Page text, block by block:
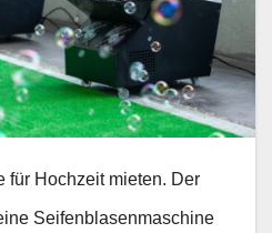
für Hochzeit mieten. Der
Seifenblasenmaschine